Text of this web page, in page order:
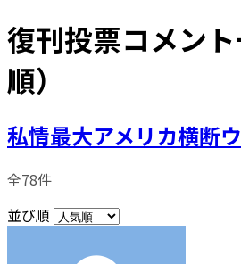
復刊投票コメン
順）
私情最大アメリカ横断
全78件
並び順